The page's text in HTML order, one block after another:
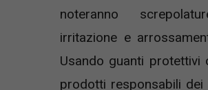
noteranno
irritazione e
Usando guanti protettivi
prodotti responsabili